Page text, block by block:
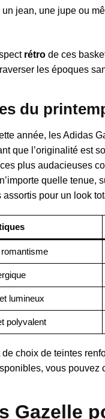
jean, une jupe ou
rétro de ces
les époques
du
année, les Adidas
que l’originalité est
plus audacieuses
quelle tenue,
pour un look
lumineux
polyvalent
choix de teintes
vous pouvez
Gazelle